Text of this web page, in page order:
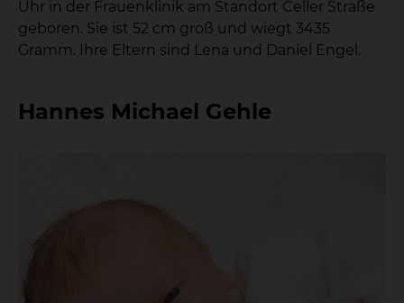
Uhr in der Frauenklinik am Standort Celler Straße
geboren. Sie ist 52 cm groß und wiegt 3435
Gramm. Ihre Eltern sind Lena und Daniel Engel.
Hannes Michael Gehle